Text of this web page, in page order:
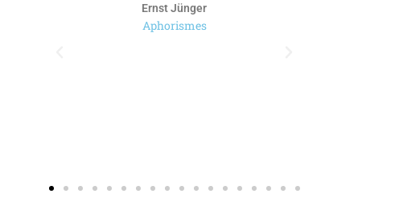
Ernst Jünger
Aphorismes